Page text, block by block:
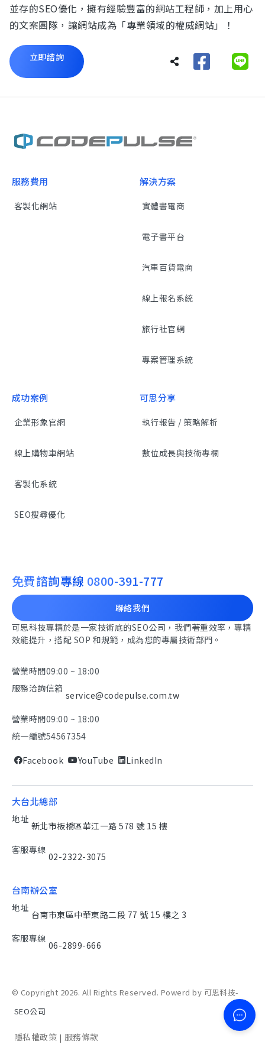
並存的SEO優化，擁有經驗豐富的網站工程師，加上用心
的文案團隊，讓網站成為「專業領域的權威網站」！
立即諮詢
服務費用
客製化網站
解決方案
實體書電商
電子書平台
汽車百貨電商
線上報名系統
旅行社官網
專案管理系統
成功案例
企業形象官網
線上購物車網站
客製化系統
SEO搜尋優化
可思分享
執行報告 / 策略解析
數位成長與技術專欄
免費諮詢專線 0800-391-777
聯絡我們
可思科技專精於是一家技術底的SEO公司，我們著重效率，專精
效能提升，搭配 SOP 和規範，成為您的專屬技術部門。
營業時間09:00 ~ 18:00
服務洽詢信箱
service@codepulse.com.tw
營業時間09:00 ~ 18:00
統一編號54567354
Facebook YouTube LinkedIn
大台北總部
地址
新北市板橋區華江一路 578 號 15 樓
客服專線
02-2322-3075
台南辦公室
地址
台南市東區中華東路二段 77 號 15 樓之 3
客服專線
06-2899-666
© Copyright 2026. All Rights Reserved. Powerd by 可思科技-
SEO公司
隱私權政策 | 服務條款